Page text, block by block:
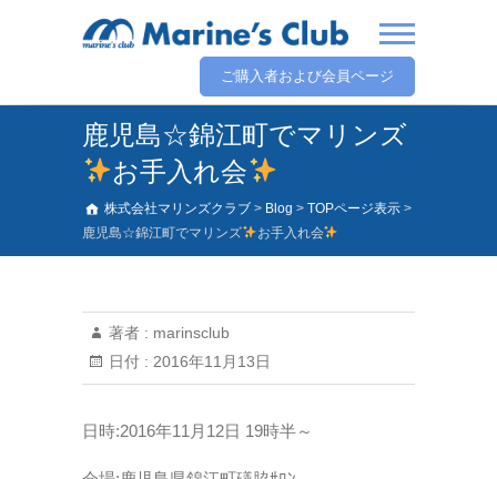
ご購入者および会員ページ
鹿児島☆錦江町でマリンズ
お手入れ会
株式会社マリンズクラブ > Blog > TOPページ表示 >
鹿児島☆錦江町でマリンズ
お手入れ会
著者 : marinsclub
日付 : 2016年11月13日
日時:2016年11月12日 19時半～